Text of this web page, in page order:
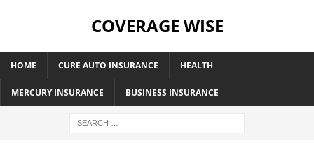
COVERAGE WISE
HOME CURE AUTO INSURANCE HEALTH
MERCURY INSURANCE BUSINESS INSURANCE